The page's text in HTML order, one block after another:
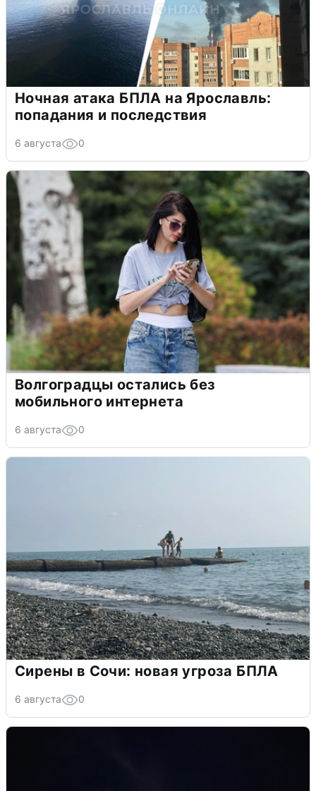
Ночная атака БПЛА на Ярославль:
попадания и последствия
6 августа 0
Волгоградцы остались без
мобильного интернета
6 августа 0
Сирены в Сочи: новая угроза БПЛА
6 августа 0